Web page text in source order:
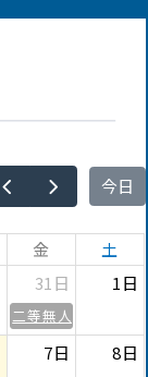
今日
金
土
31日
二等無人航空機操
1日
7日 8日